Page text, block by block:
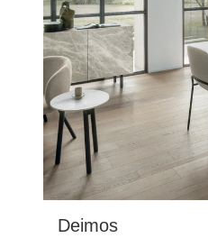
Deimos